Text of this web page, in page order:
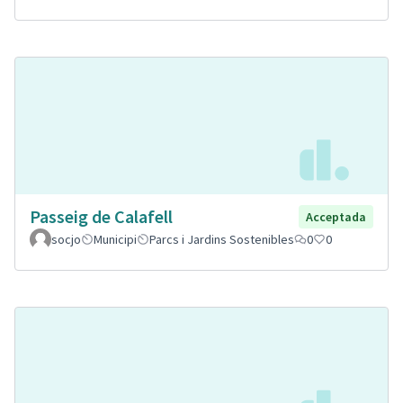
Passeig de Calafell
Acceptada
socjo
Municipi Parcs i Jardins Sostenibles 0 0